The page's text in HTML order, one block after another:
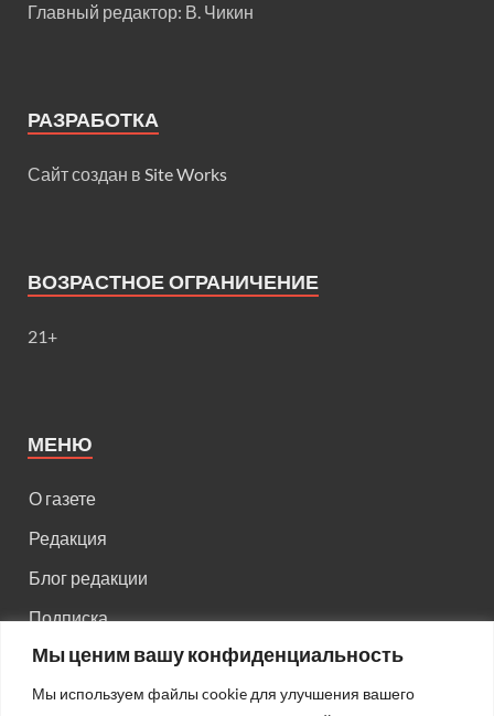
Мы ценим вашу конфиденциальность
Мы используем файлы cookie для улучшения вашего
Главный редактор: В. Чикин
РАЗРАБОТКА
Сайт создан в Site Works
ВОЗРАСТНОЕ ОГРАНИЧЕНИЕ
21+
МЕНЮ
О газете
Редакция
Блог редакции
Подписка
Правила поведения на сайте
Реклама